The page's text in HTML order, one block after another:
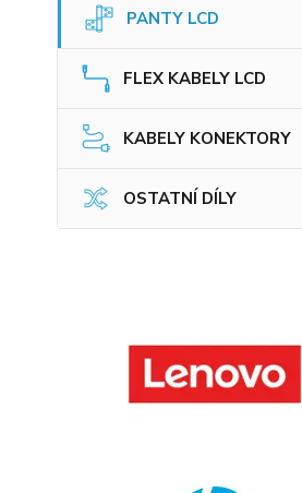
PANTY LCD
FLEX KABELY LCD
KABELY KONEKTORY
OSTATNÍ DÍLY